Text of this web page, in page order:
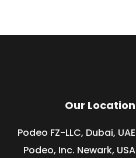
Our Location
Podeo FZ-LLC, Dubai, UAE
Podeo, Inc. Newark, USA